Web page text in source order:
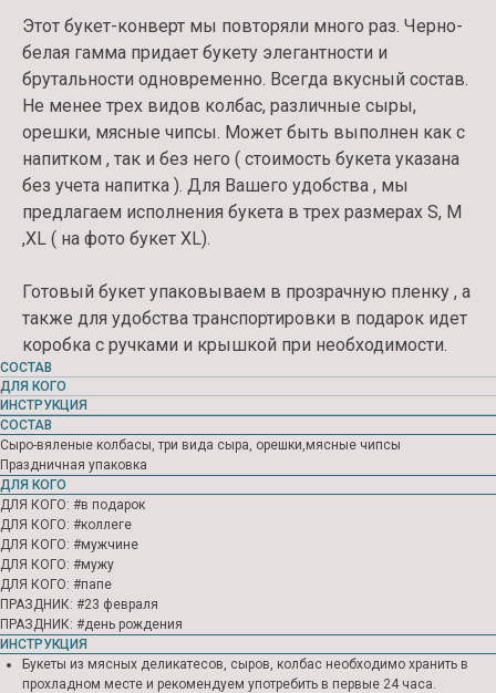
Этот букет-конверт мы повторяли много раз. Черно-
белая гамма придает букету элегантности и
брутальности одновременно. Всегда вкусный состав.
Не менее трех видов колбас, различные сыры,
орешки, мясные чипсы. Может быть выполнен как с
напитком , так и без него ( стоимость букета указана
без учета напитка ). Для Вашего удобства , мы
предлагаем исполнения букета в трех размерах S, M
,XL ( на фото букет XL).
Готовый букет упаковываем в прозрачную пленку , а
также для удобства транспортировки в подарок идет
коробка с ручками и крышкой при необходимости.
СОСТАВ
ДЛЯ КОГО
ИНСТРУКЦИЯ
СОСТАВ
Сыро-вяленые колбасы, три вида сыра, орешки,мясные чипсы
Праздничная упаковка
ДЛЯ КОГО
ДЛЯ КОГО: #в подарок
ДЛЯ КОГО: #коллеге
ДЛЯ КОГО: #мужчине
ДЛЯ КОГО: #мужу
ДЛЯ КОГО: #папе
ПРАЗДНИК: #23 февраля
ПРАЗДНИК: #день рождения
ИНСТРУКЦИЯ
Букеты из мясных деликатесов, сыров, колбас необходимо хранить в
прохладном месте и рекомендуем употребить в первые 24 часа.
ЗАКАЖИТЕ У НАС СВОЙ
ИДЕАЛЬНЫЙ БУКЕТ
Контакты